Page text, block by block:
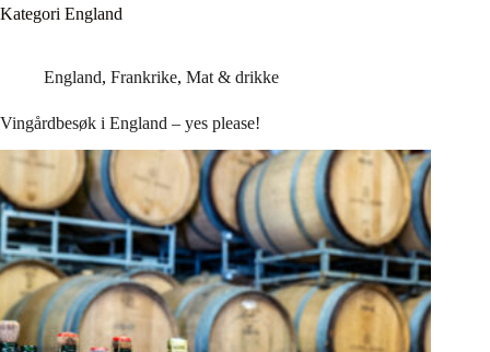
Kategori England
England, Frankrike, Mat & drikke
Vingårdbesøk i England – yes please!